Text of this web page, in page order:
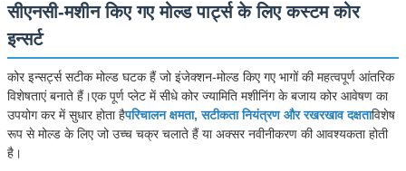
सीएनसी-मशीन किए गए मोल्ड पार्ट्स के लिए कस्टम कोर
इन्सर्ट
कोर इन्सर्ट्स सटीक मोल्ड घटक हैं जो इंजेक्शन-मोल्ड किए गए भागों की महत्वपूर्ण आंतरिक
विशेषताएं बनाते हैं।एक पूर्ण प्लेट में सीधे कोर ज्यामिति मशीनिंग के बजाय कोर आवेषण का
उपयोग कर में सुधार होता हैपरिचालन क्षमता, सटीकता नियंत्रण और रखरखाव दक्षताविशेष
रूप से मोल्ड के लिए जो उच्च चक्र चलाते हैं या अक्सर नवीनीकरण की आवश्यकता होती
है।